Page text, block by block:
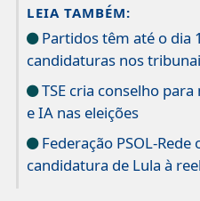
LEIA TAMBÉM:
Partidos têm até o dia
candidaturas nos
TSE cria conselho
e IA nas eleições
Federação PSOL-Rede
candidatura de Lula à